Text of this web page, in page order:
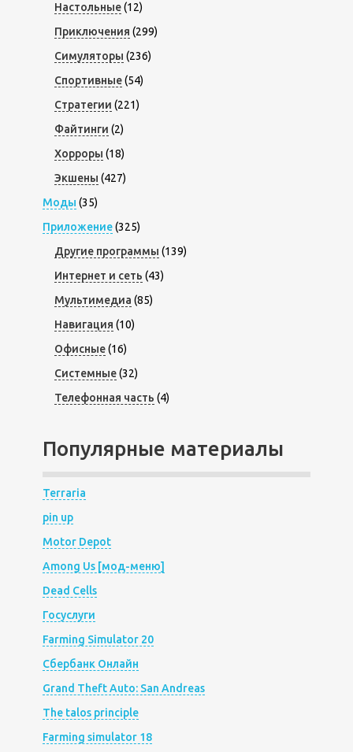
Настольные(12)
Приключения (299)
Симуляторы (236)
Спортивные(54)
Стратегии (221)
Файтинги (2)
Хорроры (18)
Экшены (427)
Моды (35)
Приложение(325)
Другие программы (139)
Интернет и сеть (43)
Мультимедиа (85)
Навигация (10)
Офисные(16)
Системные(32)
Телефонная часть (4)
Популярные материалы
Terraria
pin up
Motor Depot
Among Us [мод-меню]
Dead Cells
Госуслуги
Farming Simulator 20
Сбербанк Онлайн
Grand Theft Auto: San Andreas
The talos principle
Farming simulator 18